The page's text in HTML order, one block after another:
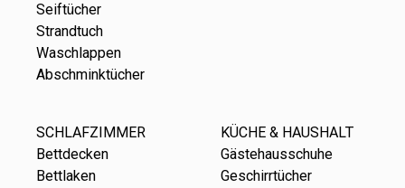
Seiftücher
Strandtuch
Waschlappen
Abschminktücher
SCHLAFZIMMER
Bettdecken
Bettlaken
KÜCHE & HAUSHALT
Gästehausschuhe
Geschirrtücher